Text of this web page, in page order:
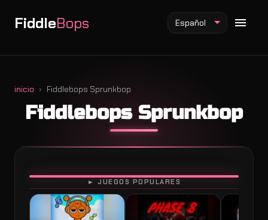
FiddleBops
Mod Fiddlebops
Mod Incredibox
Mod Sprunki
Español
inicio Fiddlebops Sprunkbop
Fiddlebops Sprunkbop
► JUEGOS POPULARES
JUGAR